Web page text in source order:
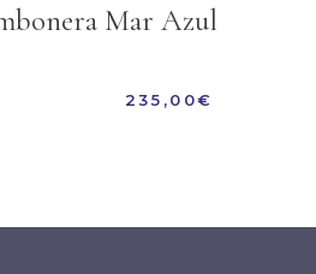
Mar Azul
235,00€